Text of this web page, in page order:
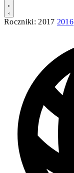
Roczniki: 2017 2016